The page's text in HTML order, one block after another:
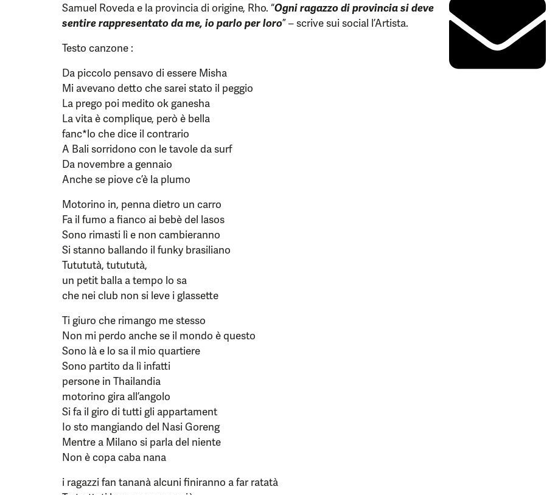
Samuel Roveda e la provincia di origine, Rho. “Ogni ragazzo di provincia si deve
sentire rappresentato da me, io parlo per loro” – scrive sui social l’Artista.
Testo canzone :
Da piccolo pensavo di essere Misha
Mi avevano detto che sarei stato il peggio
La prego poi medito ok ganesha
La vita è complique, però è bella
fanc*lo che dice il contrario
A Bali sorridono con le tavole da surf
Da novembre a gennaio
Anche se piove c’è la plumo
Motorino in, penna dietro un carro
Fa il fumo a fianco ai bebè del lasos
Sono rimasti lì e non cambieranno
Si stanno ballando il funky brasiliano
Tutututà, tutututà,
un petit balla a tempo lo sa
che nei club non si leve i glassette
Ti giuro che rimango me stesso
Non mi perdo anche se il mondo è questo
Sono là e lo sa il mio quartiere
Sono partito da lì infatti
persone in Thailandia
motorino gira all’angolo
Si fa il giro di tutti gli appartament
Io sto mangiando del Nasi Goreng
Mentre a Milano si parla del niente
Non è copa caba nana
i ragazzi fan tananà alcuni finiranno a far ratatà